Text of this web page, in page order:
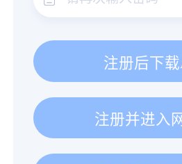
注册后下载
注册并进入